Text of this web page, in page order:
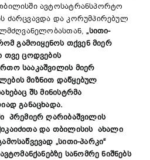
ავტოსატრანსპორტო
ძარცვავდა და კორუმპირებულ
„სითი-
გამოიყენოს თქვენ მიერ
თვე ცოდვების
სააკაშვილის მიერ
მიზნით დაწყებულ
შს მინისტრმა
განაცხადა.
პრემიერ ღარიბაშვილის
და თბილისის ახალი
„სითი-პარკი“
სანომრე ნიშნებს